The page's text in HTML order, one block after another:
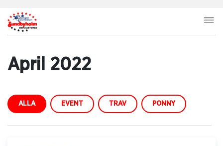
April 2022
ALLA EVENT TRAV PONNY